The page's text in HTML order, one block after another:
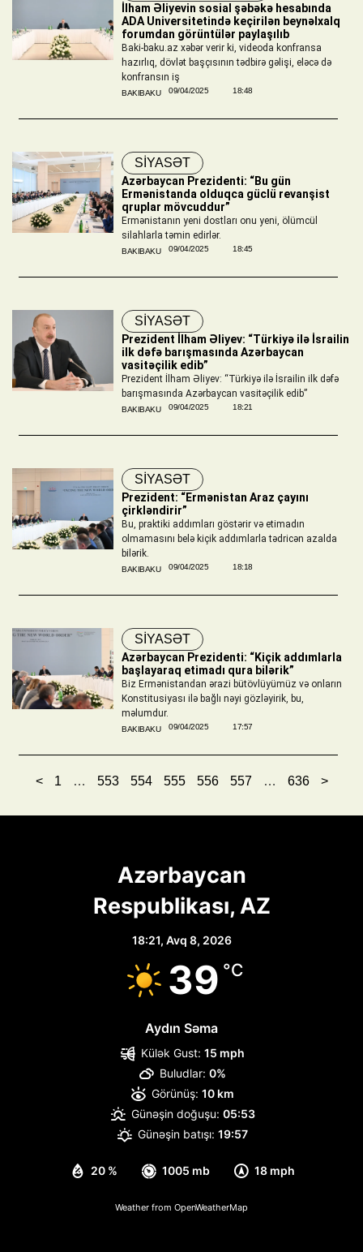
İlham Əliyevin sosial şəbəkə hesabında
ADA Universitetində keçirilən beynəlxalq
forumdan görüntülər paylaşılıb
Baki-baku.az xəbər verir ki, videoda konfransa
hazırlıq, dövlət başçısının tədbirə gəlişi, eləcə də
konfransın iş
BAKIBAKU 09/04/2025 18:48
SİYASƏT
Azərbaycan Prezidenti: “Bu gün
Ermənistanda olduqca güclü revanşist
qruplar mövcuddur”
Ermənistanın yeni dostları onu yeni, ölümcül
silahlarla təmin edirlər.
BAKIBAKU 09/04/2025 18:45
SİYASƏT
Prezident İlham Əliyev: “Türkiyə ilə İsrailin
ilk dəfə barışmasında Azərbaycan
vasitəçilik edib”
Prezident İlham Əliyev: “Türkiyə ilə İsrailin ilk dəfə
barışmasında Azərbaycan vasitəçilik edib”
BAKIBAKU 09/04/2025 18:21
SİYASƏT
Prezident: “Ermənistan Araz çayını
çirkləndirir”
Bu, praktiki addımları göstərir və etimadın
olmamasını belə kiçik addımlarla tədricən azalda
bilərik.
BAKIBAKU 09/04/2025 18:18
SİYASƏT
Azərbaycan Prezidenti: “Kiçik addımlarla
başlayaraq etimadı qura bilərik”
Biz Ermənistandan ərazi bütövlüyümüz və onların
Konstitusiyası ilə bağlı nəyi gözləyirik, bu,
məlumdur.
BAKIBAKU 09/04/2025 17:57
< 1 … 553 554 555 556 557 … 636 >
Azərbaycan
Respublikası, AZ
18:21, Avq 8, 2026
39 °C
Aydın Səma
20 % 1005 mb 18 mph
Külək Gust: 15 mph
Buludlar: 0%
Görünüş: 10 km
Günəşin doğuşu: 05:53
Günəşin batışı: 19:57
Weather from OpenWeatherMap